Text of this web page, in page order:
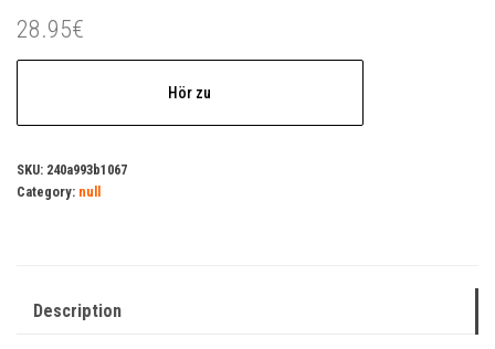
28.95€
Hör zu
SKU: 240a993b1067
Category: null
Description